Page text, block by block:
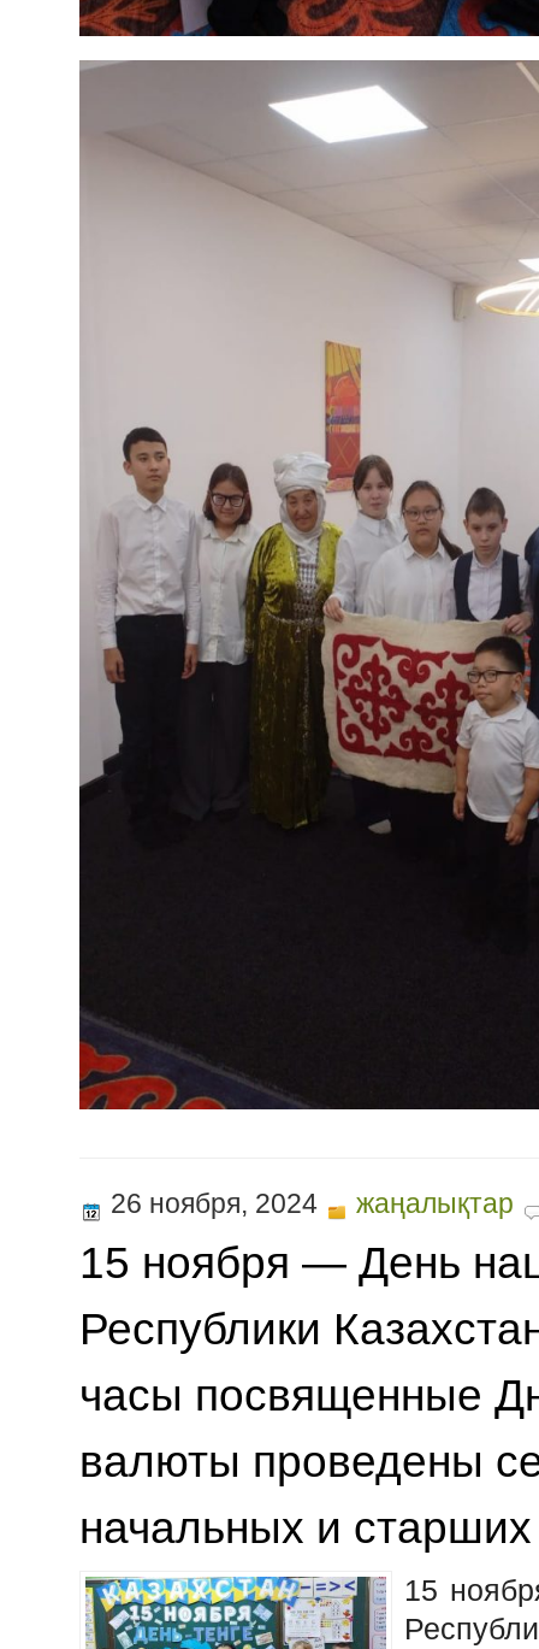
26 ноября, 2024 жаңалықтар
15 ноября — День
Республики
часы посвященные
валюты проведены
начальных и старших
15